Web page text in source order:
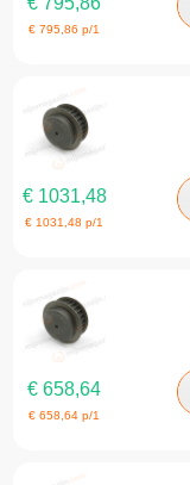
€795,86 p/1
€1031,48
€ 1031,48 p/1
€ 658,64
€658,64 p/1